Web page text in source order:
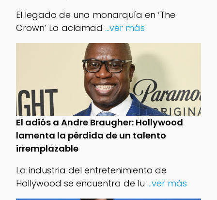
El legado de una monarquía en ‘The
Crown’ La aclamad ...ver más
El adiós a Andre Braugher: Hollywood
lamenta la pérdida de un talento
irremplazable
La industria del entretenimiento de
Hollywood se encuentra de lu ...ver más